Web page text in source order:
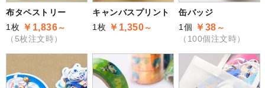
布タペストリー
1枚 ￥1,836～
（5枚注文時）
キャンバスプリント
1枚 ￥1,350～
缶バッジ
1個 ￥38 ～
（100個注文時）